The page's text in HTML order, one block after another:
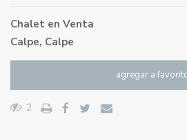
Chalet en Venta
Calpe, Calpe
agregar a
2